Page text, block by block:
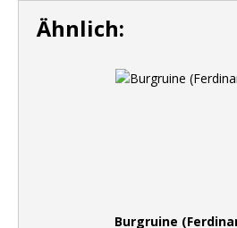
Ähnlich:
Burgruine